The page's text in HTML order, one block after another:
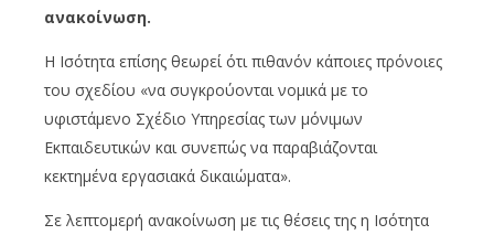
ανακοίνωση.
Η Ισότητα επίσης θεωρεί ότι πιθανόν κάποιες πρόνοιες
του σχεδίου «να συγκρούονται νομικά με το
υφιστάμενο Σχέδιο Υπηρεσίας των μόνιμων
Εκπαιδευτικών και συνεπώς να παραβιάζονται
κεκτημένα εργασιακά δικαιώματα».
Σε λεπτομερή ανακοίνωση με τις θέσεις της η Ισότητα